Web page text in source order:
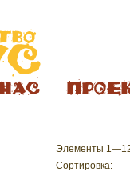
Элементы
Сортировка: